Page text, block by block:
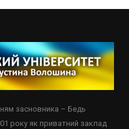
засновника – Бедь
року як приватний заклад